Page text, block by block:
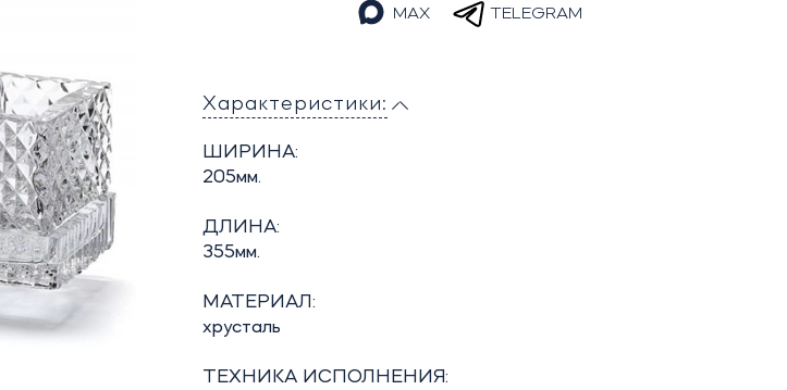
MAX TELEGRAM
Характеристики:
ШИРИНА:
205мм.
ДЛИНА:
355мм.
МАТЕРИАЛ:
хрусталь
ТЕХНИКА ИСПОЛНЕНИЯ: